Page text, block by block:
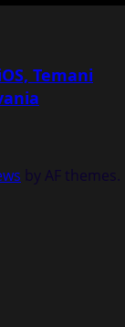
Temani
by AF themes.